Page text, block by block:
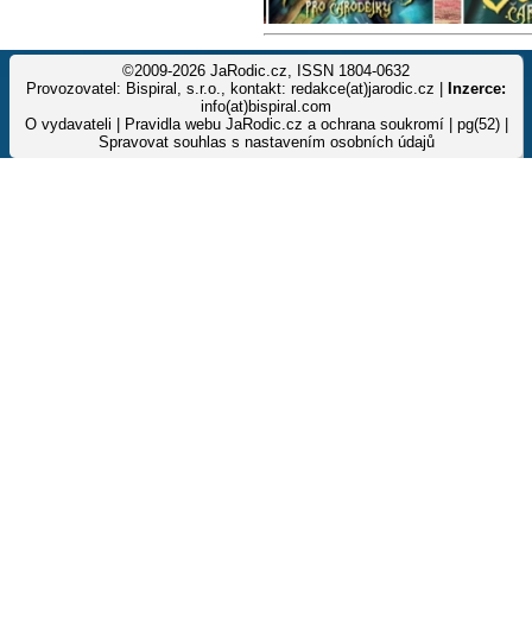
©2009-2026 JaRodic.cz, ISSN 1804-0632
Provozovatel: Bispiral, s.r.o., kontakt: redakce(at)jarodic.cz |
Inzerce:
info(at)bispiral.com
O vydavateli
Pravidla webu JaRodic.cz a ochrana soukromí| pg(52) |
Spravovat souhlas s nastavením osobních údajů